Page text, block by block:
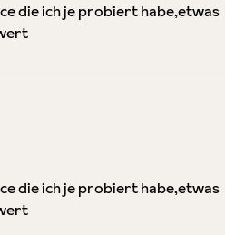
die ich je probiert habe,etwas
die ich je probiert habe,etwas